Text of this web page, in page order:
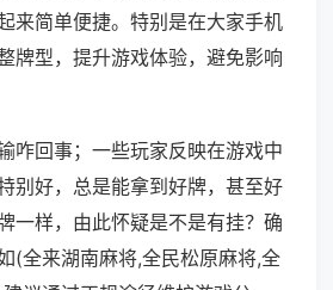
来简单便捷。特别是在大家手机
牌型，提升游戏体验，避免影响
咋回事；一些玩家反映在游戏中
别好，总是能拿到好牌，甚至好
一样，由此怀疑是不是有挂？确
(全来湖南麻将,全民松原麻将,全